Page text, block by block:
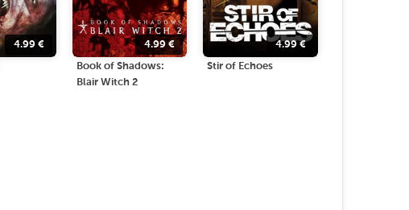
4.99€ 4.99 €
Book of Shadows:
Blair Witch 2
4.99€
Stir of Echoes